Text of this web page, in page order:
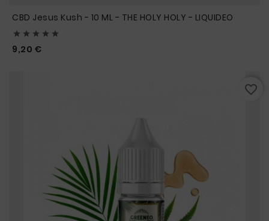
CBD Jesus Kush - 10 ML - THE HOLY HOLY - LIQUIDEO
    
9,20 €
favorite_border